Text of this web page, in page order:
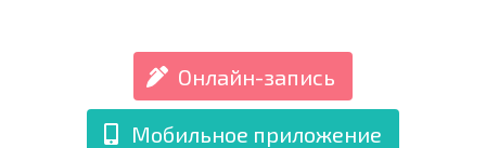
Онлайн-запись
Мобильное приложение